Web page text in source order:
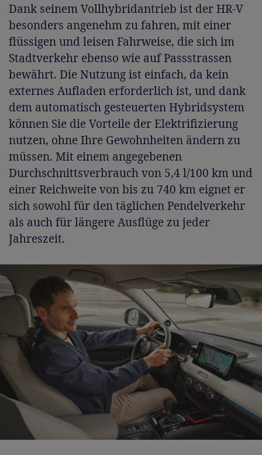
Dank seinem Vollhybridantrieb ist der HR-V
besonders angenehm zu fahren, mit einer
flüssigen und leisen Fahrweise, die sich im
Stadtverkehr ebenso wie auf Passstrassen
bewährt. Die Nutzung ist einfach, da kein
externes Aufladen erforderlich ist, und dank
dem automatisch gesteuerten Hybridsystem
können Sie die Vorteile der Elektrifizierung
nutzen, ohne Ihre Gewohnheiten ändern zu
müssen. Mit einem angegebenen
Durchschnittsverbrauch von 5,4 l/100 km und
einer Reichweite von bis zu 740 km eignet er
sich sowohl für den täglichen Pendelverkehr
als auch für längere Ausflüge zu jeder
Jahreszeit.